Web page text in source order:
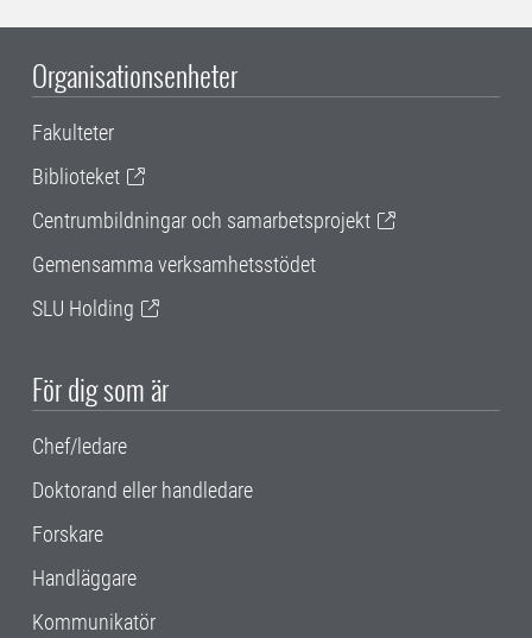
Organisationsenheter
Fakulteter
Biblioteket
Centrumbildningar och samarbetsprojekt
Gemensamma verksamhetsstödet
SLU Holding
För dig som är
Chef/ledare
Doktorand eller handledare
Forskare
Handläggare
Kommunikatör